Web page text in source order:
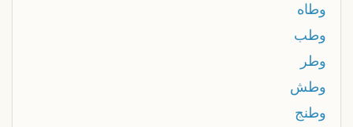
وطاه
وطب
وطر
وطش
وطنج